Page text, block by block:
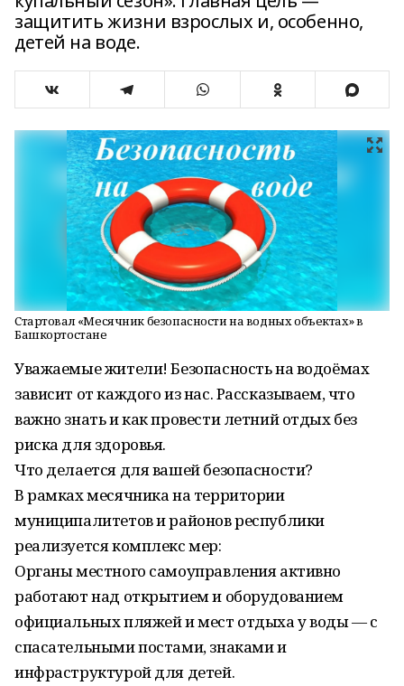
защитить жизни взрослых и, особенно,
детей на воде.
Стартовал «Месячник безопасности на водных объектах» в
Башкортостане
Уважаемые жители! Безопасность на водоёмах
зависит от каждого из нас. Рассказываем, что
важно знать и как провести летний отдых без
риска для здоровья.
Что делается для вашей безопасности?
В рамках месячника на территории
муниципалитетов и районов республики
реализуется комплекс мер:
Органы местного самоуправления активно
работают над открытием и оборудованием
официальных пляжей и мест отдыха у воды — с
спасательными постами, знаками и
инфраструктурой для детей.